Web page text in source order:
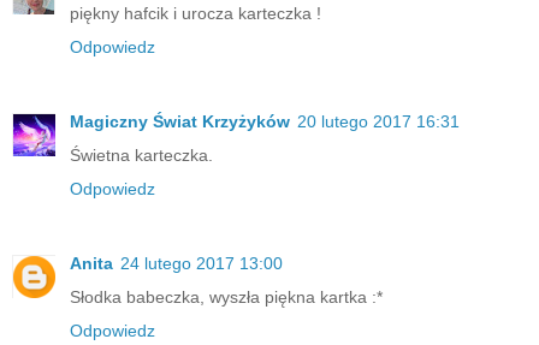
piękny hafcik i urocza karteczka !
Odpowiedz
Magiczny Świat Krzyżyków 20 lutego 2017 16:31
Świetna karteczka.
Odpowiedz
Anita 24 lutego 2017 13:00
Słodka babeczka, wyszła piękna kartka :*
Odpowiedz